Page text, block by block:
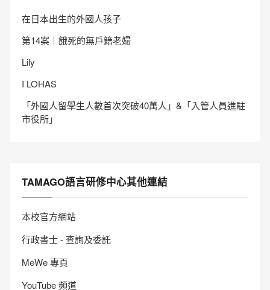
在日本出生的外國人孩子
第14案｜餓死的無戶籍老婦
Lily
I LOHAS
「外國人留學生人數首次突破40萬人」&「入管人員進駐
市役所」
TAMAGO語言研修中心其他連結
本校官方網站
行政書士 - 查詢及委託
MeWe 專頁
YouTube 頻道